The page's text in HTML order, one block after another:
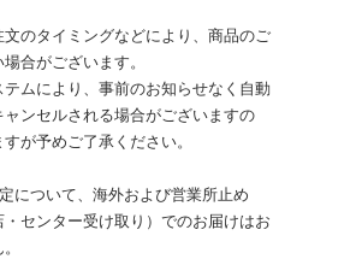
文のタイミングなどにより、商品のご
合がございます。
テムにより、事前のお知らせなく自動
ャンセルされる場合がございますの
が予めご了承ください。
について、海外および営業所止め
・センター受け取り）でのお届けはお